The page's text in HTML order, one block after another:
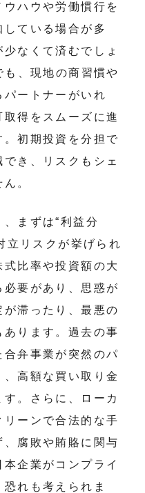
ハウや労働慣行を
している場合が多
なくて済むでしょ
、現地の商習慣や
ートナーがいれ
得をスムーズに進
初期投資を分担で
き、リスクもシェ
。
まずは“利益分
立リスクが挙げられ
比率や投資額の大
要があり、思惑が
滞ったり、最悪の
ります。過去の事
弁事業が突然のパ
高額な買い取り金
。さらに、ローカ
ーンで合法的な手
腐敗や賄賂に関与
企業がコンプライ
れも考えられま